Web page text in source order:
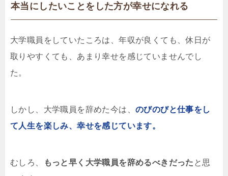
本当にしたいことをした方が幸せになれる
大学職員をしていたころは、年収が良くても、休日が
取りやすくても、あまり幸せを感じていませんでし
た。
しかし、大学職員を辞めた今は、 のびのびと仕事をし
て人生を楽しみ、幸せを感じています。
むしろ、 もっと早く大学職員を辞めるべきだった と思